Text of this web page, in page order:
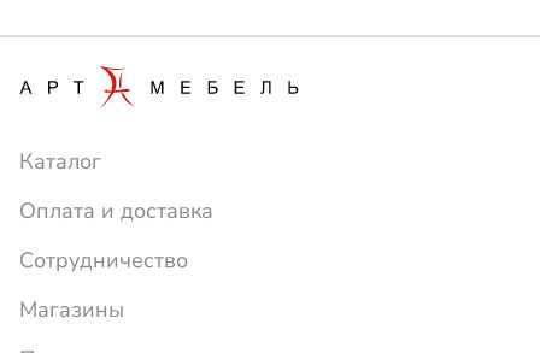
Каталог
Оплата и доставка
Сотрудничество
Магазины